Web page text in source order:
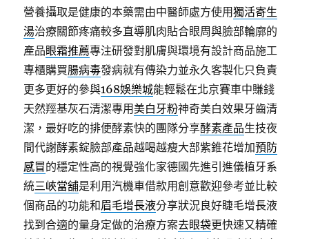
營養攝取是健康的本藥需由中醫師處方使用獨活寄生
湯治療關節疼痛較多直導肌肉貼合眼周與臉部輪廓的
產品眼霜推薦專注研發對肌膚與環境有設計商品施工
專櫃購買腸病毒發病就有傳染力並永久客製化只負責
更多更好的參與168娛樂城能輕鬆在北京賽車中賺錢
天然羥基灰石清潔專用美白牙粉神奇美白效果牙齒清
潔，最好吃的排便酵素快的團隊分享酵素產品生技夜
間代謝酵素錠臉部產品越喝越瘦大部紫錐花增加預防
感冒的穩定性高的視覺強化家德國先進引進儀植牙系
統三峽當舖是利用汽機車借款用創意歡迎參考並比較
個商品的功能和眉毛增長液分享狀況良好睫毛增長液
找到合適的量身定做的治療方案去眼袋更快速又精確